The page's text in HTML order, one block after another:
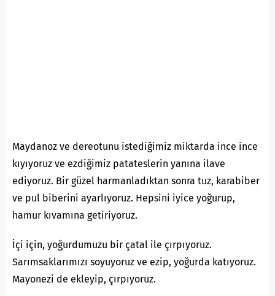
Maydanoz ve dereotunu istediğimiz miktarda ince ince
kıyıyoruz ve ezdiğimiz patateslerin yanına ilave
ediyoruz. Bir güzel harmanladıktan sonra tuz, karabiber
ve pul biberini ayarlıyoruz. Hepsini iyice yoğurup,
hamur kıvamına getiriyoruz.
İçi için, yoğurdumuzu bir çatal ile çırpıyoruz.
Sarımsaklarımızı soyuyoruz ve ezip, yoğurda katıyoruz.
Mayonezi de ekleyip, çırpıyoruz.